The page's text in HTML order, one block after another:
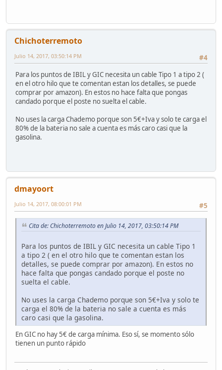
Chichoterremoto
#4
Julio 14, 2017, 03:50:14 PM
Para los puntos de IBIL y GIC necesita un cable Tipo 1 a tipo 2 (
en el otro hilo que te comentan estan los detalles, se puede
comprar por amazon). En estos no hace falta que pongas
candado porque el poste no suelta el cable.
No uses la carga Chademo porque son 5€+Iva y solo te carga el
80% de la bateria no sale a cuenta es más caro casi que la
gasolina.
dmayoort
#5
Julio 14, 2017, 08:00:01 PM
Cita de: Chichoterremoto en Julio 14, 2017, 03:50:14 PM
Para los puntos de IBIL y GIC necesita un cable Tipo 1
a tipo 2 ( en el otro hilo que te comentan estan los
detalles, se puede comprar por amazon). En estos no
hace falta que pongas candado porque el poste no
suelta el cable.
No uses la carga Chademo porque son 5€+Iva y solo te
carga el 80% de la bateria no sale a cuenta es más
caro casi que la gasolina.
En GIC no hay 5€ de carga mínima. Eso sí, se momento sólo
tienen un punto rápido